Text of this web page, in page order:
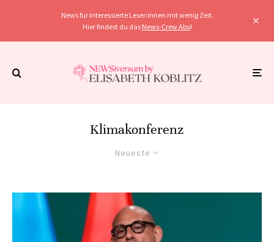
News für interessierte Leser:innen mit wenig Zeit.
Hier findest du das News-Crew Abo!
Klimakonferenz
Neueste